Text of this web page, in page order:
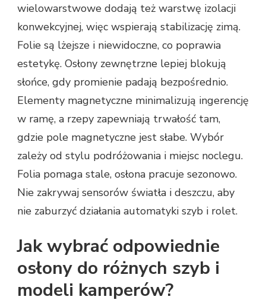
wielowarstwowe dodają też warstwę izolacji
konwekcyjnej, więc wspierają stabilizację zimą.
Folie są lżejsze i niewidoczne, co poprawia
estetykę. Osłony zewnętrzne lepiej blokują
słońce, gdy promienie padają bezpośrednio.
Elementy magnetyczne minimalizują ingerencję
w ramę, a rzepy zapewniają trwałość tam,
gdzie pole magnetyczne jest słabe. Wybór
zależy od stylu podróżowania i miejsc noclegu.
Folia pomaga stale, osłona pracuje sezonowo.
Nie zakrywaj sensorów światła i deszczu, aby
nie zaburzyć działania automatyki szyb i rolet.
Jak wybrać odpowiednie
osłony do różnych szyb i
modeli kamperów?